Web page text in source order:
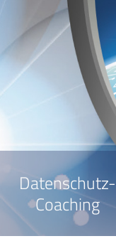
Datenschutz-
Coaching